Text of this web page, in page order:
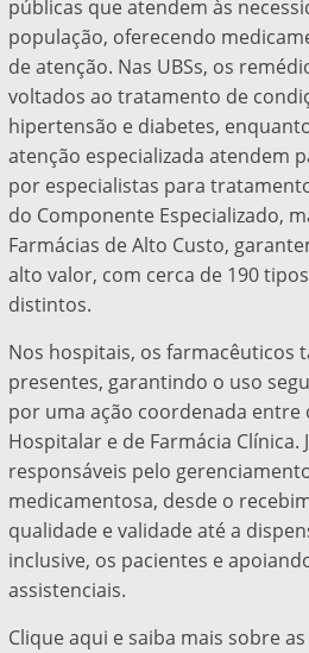
públicas que atendem às
população, oferecendo
de atenção. Nas UBSs, os
voltados ao tratamento de
hipertensão e diabetes,
atenção especializada atendem
por especialistas para
do Componente Especializado,
Farmácias de Alto Custo,
alto valor, com cerca de 190
distintos.
Nos hospitais, os farmacêuticos
presentes, garantindo o uso
por uma ação coordenada entre
Hospitalar e de Farmácia Clínica.
responsáveis pelo
medicamentosa, desde o
qualidade e validade até a
inclusive, os pacientes e
assistenciais.
Clique aqui e saiba mais sobre